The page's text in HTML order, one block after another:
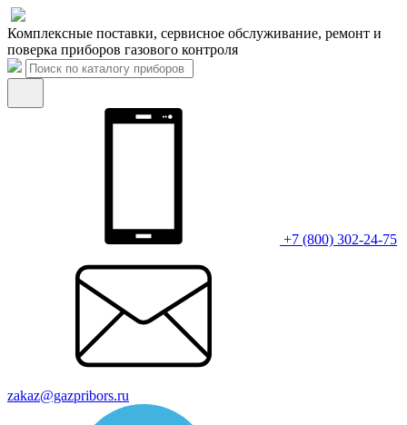
Комплексные поставки, сервисное обслуживание, ремонт и
поверка приборов газового контроля
+7 (800) 302-24-75
zakaz@gazpribors.ru